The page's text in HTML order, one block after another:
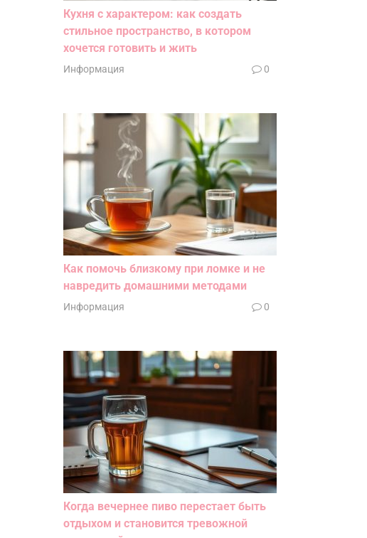
Кухня с характером: как создать
стильное пространство, в котором
хочется готовить и жить
Информация 0
Как помочь близкому при ломке и не
навредить домашними методами
Информация 0
Когда вечернее пиво перестает быть
отдыхом и становится тревожной